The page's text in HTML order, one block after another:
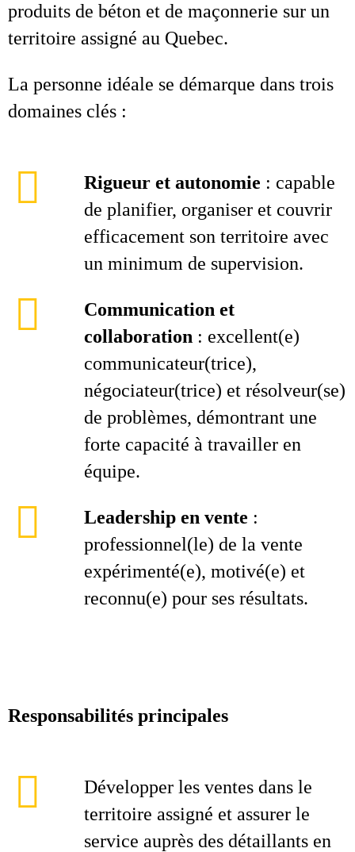
produits de béton et de maçonnerie sur un
territoire assigné au Quebec.
La personne idéale se démarque dans trois
domaines clés :
Rigueur et autonomie : capable
de planifier, organiser et couvrir
efficacement son territoire avec
un minimum de supervision.
Communication et
collaboration : excellent(e)
communicateur(trice),
négociateur(trice) et résolveur(se)
de problèmes, démontrant une
forte capacité à travailler en
équipe.
Leadership en vente :
professionnel(le) de la vente
expérimenté(e), motivé(e) et
reconnu(e) pour ses résultats.
Responsabilités principales
Développer les ventes dans le
territoire assigné et assurer le
service auprès des détaillants en